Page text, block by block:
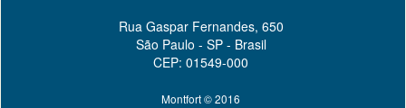
Rua Gaspar Fernandes, 650
São Paulo - SP - Brasil
CEP: 01549-000
Montfort © 2016